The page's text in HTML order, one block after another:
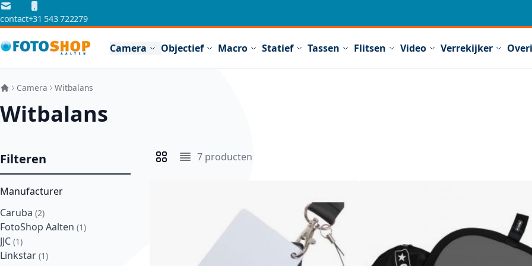
Ga naar de inhoud
contact+31 543 722279
Camera Objectief Macro Statief Tassen Flitsen Video Verrekijker
Camera Witbalans
Witbalans
Filteren
Manufacturer
Caruba 2
product
FotoShop Aalten 1
product
JJC 1
product
Linkstar 1
product
Tonen als 7 producten